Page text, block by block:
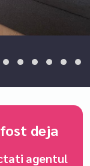
deja
agentul